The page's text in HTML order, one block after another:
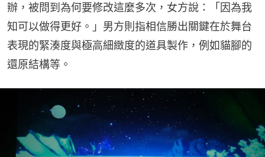
辦，被問到為何要修改這麼多次，女方說：「因為我
知可以做得更好。」男方則指相信勝出關鍵在於舞台
表現的緊湊度與極高細緻度的道具製作，例如貓腳的
還原結構等。